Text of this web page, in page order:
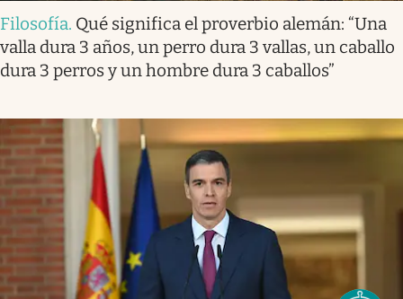
Filosofía. Qué significa el proverbio alemán: “Una
valla dura 3 años, un perro dura 3 vallas, un caballo
dura 3 perros y un hombre dura 3 caballos”